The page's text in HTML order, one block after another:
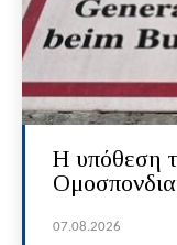
Η υπόθεση
07.08.2026